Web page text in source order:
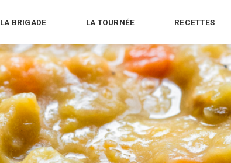
LA BRIGADE LA TOURNÉE RECETTES